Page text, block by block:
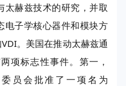
太赫兹技术的研究，并取
电子学核心器件和模块方
。美国在推动太赫兹通
项标志性事件。第一，
员会批准了一项名为